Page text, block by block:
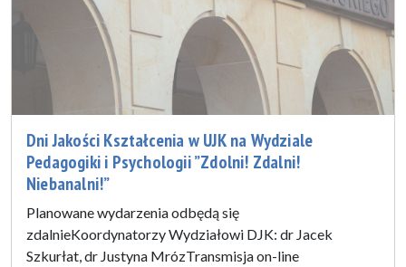
Dni Jakości Kształcenia w UJK na Wydziale
Pedagogiki i Psychologii ”Zdolni! Zdalni!
Niebanalni!”
Planowane wydarzenia odbędą się
zdalnieKoordynatorzy Wydziałowi DJK: dr Jacek
Szkurłat, dr Justyna MrózTransmisja on-line